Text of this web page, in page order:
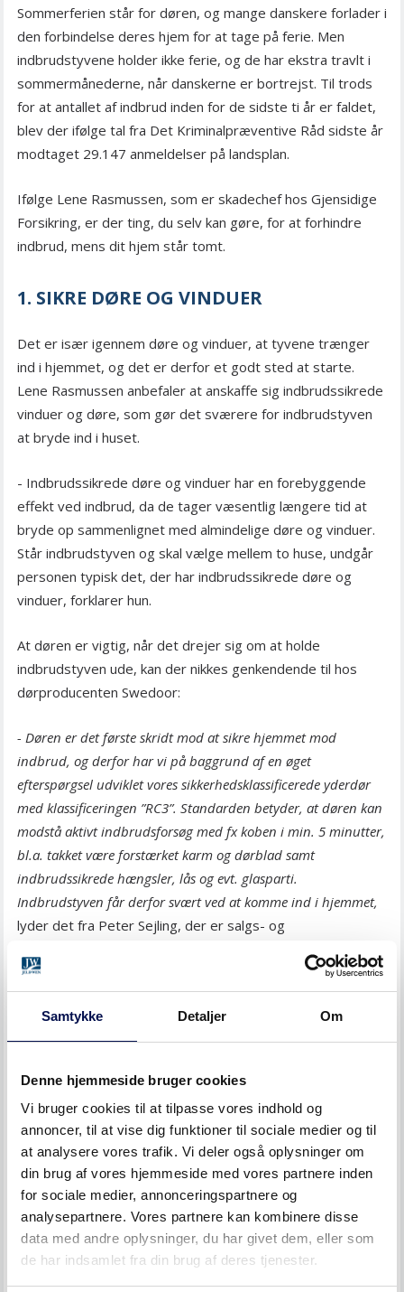
Samtykke Detaljer Om
Denne hjemmeside bruger cookies
Vi bruger cookies til at tilpasse vores indhold og
annoncer, til at vise dig funktioner til sociale medier og til
at analysere vores trafik. Vi deler også oplysninger om
din brug af vores hjemmeside med vores partnere inden
for sociale medier, annonceringspartnere og
analysepartnere. Vores partnere kan kombinere disse
data med andre oplysninger, du har givet dem, eller som
de har indsamlet fra din brug af deres tjenester.
Sommerferien står for døren, og mange danskere forlader i
den forbindelse deres hjem for at tage på ferie. Men
indbrudstyvene holder ikke ferie, og de har ekstra travlt i
sommermånederne, når danskerne er bortrejst. Til trods
for at antallet af indbrud inden for de sidste ti år er faldet,
blev der ifølge tal fra Det Kriminalpræventive Råd sidste år
modtaget 29.147 anmeldelser på landsplan.
Ifølge Lene Rasmussen, som er skadechef hos Gjensidige
Forsikring, er der ting, du selv kan gøre, for at forhindre
indbrud, mens dit hjem står tomt.
1. SIKRE DØRE OG VINDUER
Det er især igennem døre og vinduer, at tyvene trænger
ind i hjemmet, og det er derfor et godt sted at starte.
Lene Rasmussen anbefaler at anskaffe sig indbrudssikrede
vinduer og døre, som gør det sværere for indbrudstyven
at bryde ind i huset.
- Indbrudssikrede døre og vinduer har en forebyggende
effekt ved indbrud, da de tager væsentlig længere tid at
bryde op sammenlignet med almindelige døre og vinduer.
Står indbrudstyven og skal vælge mellem to huse, undgår
personen typisk det, der har indbrudssikrede døre og
vinduer, forklarer hun.
At døren er vigtig, når det drejer sig om at holde
indbrudstyven ude, kan der nikkes genkendende til hos
dørproducenten Swedoor:
- Døren er det første skridt mod at sikre hjemmet mod
indbrud, og derfor har vi på baggrund af en øget
efterspørgsel udviklet vores sikkerhedsklassificerede yderdør
med klassificeringen ”RC3”. Standarden betyder, at døren kan
modstå aktivt indbrudsforsøg med fx koben i min. 5 minutter,
bl.a. takket være forstærket karm og dørblad samt
indbrudssikrede hængsler, lås og evt. glasparti.
Indbrudstyven får derfor svært ved at komme ind i hjemmet,
lyder det fra Peter Sejling, der er salgs- og
Det samme gælder for vinduer – her skal tyven også
holdes beskæftiget. Det kan eksempelvis gøres ved at lime
listerne fast, montere hasper, der gør det svært at få
som er en foretrukket indgang for tyven.
2. OPSÆT TYVERIALARMER
Overvej at opsætte alarmer i hjemmet, da de sætter
indbrudstyven under tidspres. Selvom alarmer ikke er en
garanti mod indbrud, så har de en forebyggende effekt,
fordi de skaber larm og opmærksomhed og dermed ofte